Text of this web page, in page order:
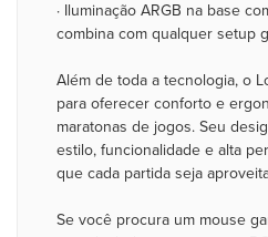
· Iluminação ARGB na base
combina com qualquer setup
Além de toda a tecnologia, o
para oferecer conforto e
maratonas de jogos. Seu
estilo, funcionalidade e alta
que cada partida seja
Se você procura um mouse